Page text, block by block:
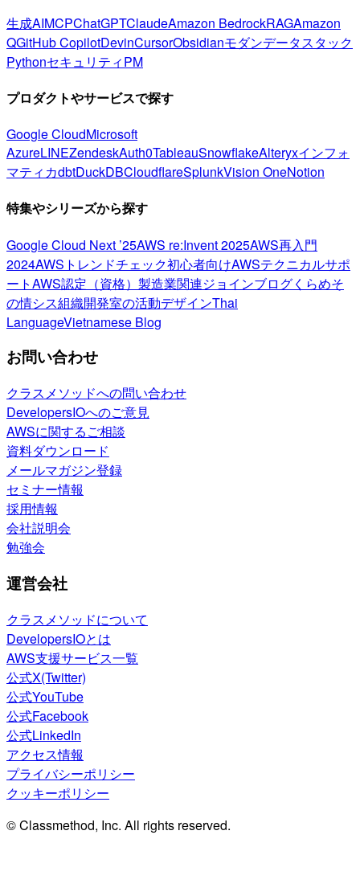
生成AIMCPChatGPTClaudeAmazon BedrockRAGAmazon
QGitHub CopilotDevinCursorObsidianモダンデータスタック
PythonセキュリティPM
プロダクトやサービスで探す
Google CloudMicrosoft
AzureLINEZendeskAuth0TableauSnowflakeAlteryxインフォ
マティカdbtDuckDBCloudflareSplunkVision OneNotion
特集やシリーズから探す
Google Cloud Next ’25AWS re:Invent 2025AWS再入門
2024AWSトレンドチェック初心者向けAWSテクニカルサポ
ートAWS認定（資格） 製造業関連ジョインブログくらめそ
の情シス組織開発室の活動デザインThai
LanguageVietnamese Blog
お問い合わせ
クラスメソッドへの問い合わせ
DevelopersIOへのご意見
AWSに関するご相談
資料ダウンロード
メールマガジン登録
セミナー情報
採用情報
会社説明会
勉強会
運営会社
クラスメソッドについて
DevelopersIOとは
AWS支援サービス一覧
公式X(Twitter)
公式YouTube
公式Facebook
公式LinkedIn
アクセス情報
プライバシーポリシー
クッキーポリシー
© Classmethod, Inc. All rights reserved.